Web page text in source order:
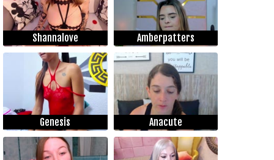
Shannalove Amberpatters
Genesis Anacute